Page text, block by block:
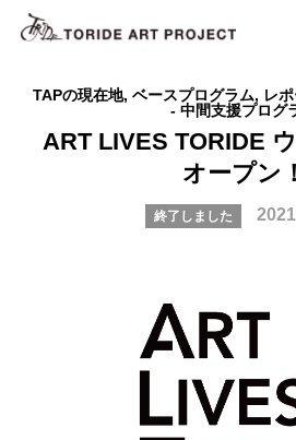
TAPの現在地, ベースプログラム, レ
- 中間支援プログ
ART LIVES TORIDE
オープン！
終了しました